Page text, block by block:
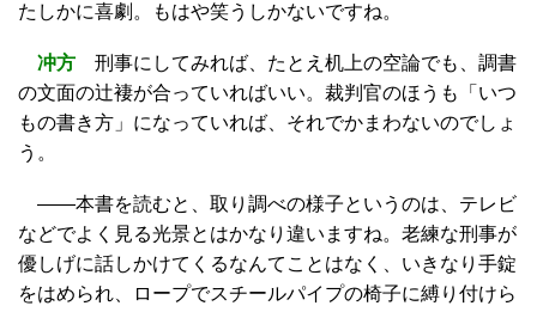
たしかに喜劇。もはや笑うしかないですね。
冲方 刑事にしてみれば、たとえ机上の空論でも、調書
の文面の辻褄が合っていればいい。裁判官のほうも「いつ
もの書き方」になっていれば、それでかまわないのでしょ
う。
――本書を読むと、取り調べの様子というのは、テレビ
などでよく見る光景とはかなり違いますね。老練な刑事が
優しげに話しかけてくるなんてことはなく、いきなり手錠
をはめられ、ロープでスチールパイプの椅子に縛り付けら